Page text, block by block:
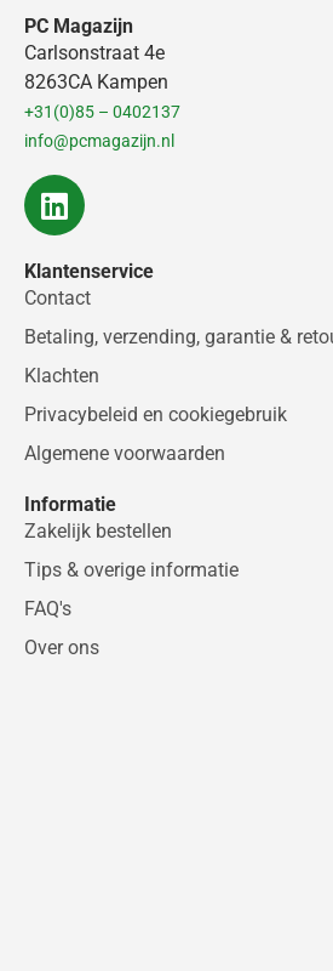
PC Magazijn
Carlsonstraat 4e
8263CA Kampen
+31(0)85 – 0402137
info@pcmagazijn.nl
L
i
k
e
d
i
n
Klantenservice
Contact
Betaling, verzending, garantie &
Klachten
Privacybeleid en cookiegebruik
Algemene voorwaarden
Informatie
Zakelijk bestellen
Tips & overige informatie
FAQ's
Over ons